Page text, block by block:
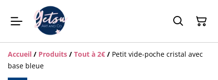
Accueil / Produits / Tout à 2€ / Petit vide-poche cristal avec
base bleue